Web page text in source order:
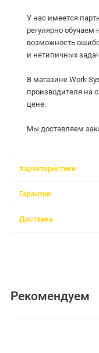
У нас имеется
регулярно обучаем
возможность
и нетипичных
В магазине Work
производителя на
цене.
Мы доставляем
Характеристики
Гарантия
Доставка
Рекомендуем